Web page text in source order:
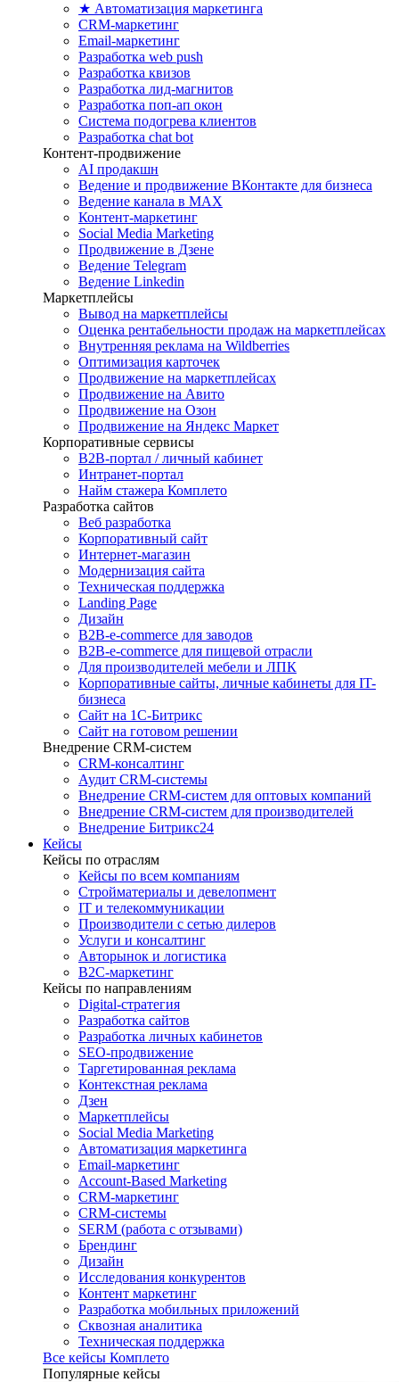
★ Автоматизация маркетинга
CRM-маркетинг
Email-маркетинг
Разработка web push
Разработка квизов
Разработка лид-магнитов
Разработка поп-ап окон
Система подогрева клиентов
Разработка chat bot
Контент-продвижение
AI продакшн
Ведение и продвижение ВКонтакте для бизнеса
Ведение канала в MAX
Контент-маркетинг
Social Media Marketing
Продвижение в Дзене
Ведение Telegram
Ведение Linkedin
Маркетплейсы
Вывод на маркетплейсы
Оценка рентабельности продаж на маркетплейсах
Внутренняя реклама на Wildberries
Оптимизация карточек
Продвижение на маркетплейсах
Продвижение на Авито
Продвижение на Озон
Продвижение на Яндекс Маркет
Корпоративные сервисы
B2B-портал / личный кабинет
Интранет-портал
Найм стажера Комплето
Разработка сайтов
Веб разработка
Корпоративный сайт
Интернет-магазин
Модернизация сайта
Техническая поддержка
Landing Page
Дизайн
B2B-e-commerce для заводов
B2B-e-commerce для пищевой отрасли
Для производителей мебели и ЛПК
Корпоративные сайты, личные кабинеты для IT-
бизнеса
Сайт на 1С-Битрикс
Сайт на готовом решении
Внедрение CRM-систем
CRM-консалтинг
Аудит CRM-системы
Внедрение CRM-систем для оптовых компаний
Внедрение CRM-систем для производителей
Внедрение Битрикс24
Кейсы
Кейсы по отраслям
Кейсы по всем компаниям
Стройматериалы и девелопмент
IT и телекоммуникации
Производители с сетью дилеров
Услуги и консалтинг
Авторынок и логистика
B2С-маркетинг
Кейсы по направлениям
Digital-стратегия
Разработка сайтов
Разработка личных кабинетов
SEO-продвижение
Таргетированная реклама
Контекстная реклама
Дзен
Маркетплейсы
Social Media Marketing
Автоматизация маркетинга
Email-маркетинг
Account-Based Marketing
CRM-маркетинг
CRM-системы
SERM (работа с отзывами)
Брендинг
Дизайн
Исследования конкурентов
Контент маркетинг
Разработка мобильных приложений
Сквозная аналитика
Техническая поддержка
Все кейсы Комплето
Популярные кейсы